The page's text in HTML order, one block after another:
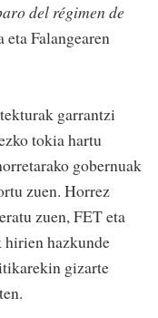
del régimen de
eta Falangearen
garrantzi
tokia hartu
gobernuak
zuen. Horrez
zuen, FET eta
hirien hazkunde
gizarte